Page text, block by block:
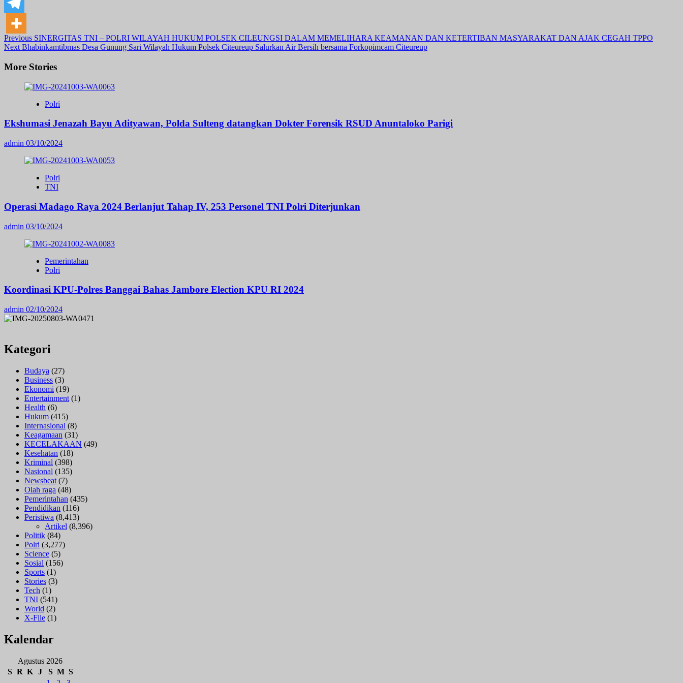
Post
Navigation
Previous SINERGITAS TNI – POLRI WILAYAH HUKUM POLSEK CILEUNGSI DALAM MEMELIHARA KEAMANAN DAN KETERTIBAN MASYARAKAT DAN AJAK CEGAH TPPO
Next Bhabinkamtibmas Desa Gunung Sari Wilayah Hukum Polsek Citeureup Salurkan Air Bersih bersama Forkopimcam Citeureup
More Stories
Polri
Ekshumasi Jenazah Bayu Adityawan, Polda Sulteng datangkan Dokter Forensik RSUD Anuntaloko Parigi
admin 03/10/2024
Polri
TNI
Operasi Madago Raya 2024 Berlanjut Tahap IV, 253 Personel TNI Polri Diterjunkan
admin 03/10/2024
Pemerintahan
Polri
Koordinasi KPU-Polres Banggai Bahas Jambore Election KPU RI 2024
admin 02/10/2024
Kategori
Budaya (27)
Business (3)
Ekonomi (19)
Entertainment (1)
Health (6)
Hukum (415)
Internasional (8)
Keagamaan (31)
KECELAKAAN (49)
Kesehatan (18)
Kriminal (398)
Nasional (135)
Newsbeat (7)
Olah raga (48)
Pemerintahan (435)
Pendidikan (116)
Peristiwa (8,413)
Artikel (8,396)
Politik (84)
Polri (3,277)
Science (5)
Sosial (156)
Sports (1)
Stories (3)
Tech (1)
TNI (541)
World (2)
X-File (1)
Kalendar
Agustus 2026
S R K J S M S